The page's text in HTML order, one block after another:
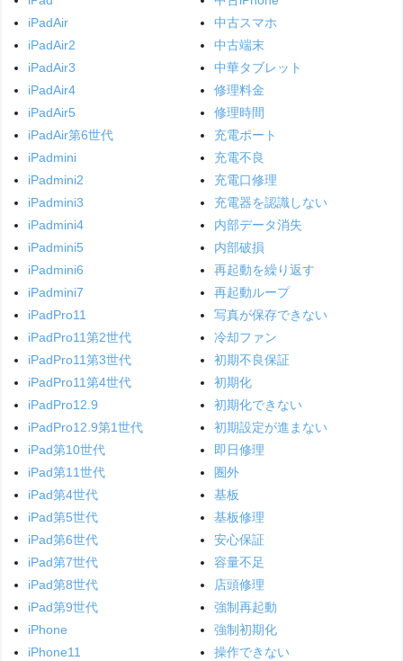
iPadAir
iPadAir2
iPadAir3
iPadAir4
iPadAir5
iPadAir第6世代
iPadmini
iPadmini2
iPadmini3
iPadmini4
iPadmini5
iPadmini6
iPadmini7
iPadPro11
iPadPro11第2世代
iPadPro11第3世代
iPadPro11第4世代
iPadPro12.9
iPadPro12.9第1世代
iPad第10世代
iPad第11世代
iPad第4世代
iPad第5世代
iPad第6世代
iPad第7世代
iPad第8世代
iPad第9世代
iPhone
iPhone11
中古スマホ
中古端末
中華タブレット
修理料金
修理時間
充電ポート
充電不良
充電口修理
充電器を認識しない
内部データ消失
内部破損
再起動を繰り返す
再起動ループ
写真が保存できない
冷却ファン
初期不良保証
初期化
初期化できない
初期設定が進まない
即日修理
圏外
基板
基板修理
安心保証
容量不足
店頭修理
強制再起動
強制初期化
操作できない